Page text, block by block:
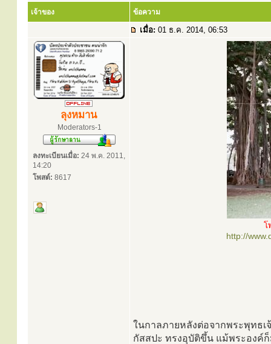
เจ้าของ ข้อความ
เมื่อ: 01 ธ.ค. 2014, 06:53
ลุงหมาน
Moderators-1
ลงทะเบียนเมื่อ: 24 พ.ค. 2011,
14:20
โพสต์: 8617
โ
http://
ในกาลภายหลังต่อจากพระพุทธ
กัสสปะ ทรงอุบัติขึ้น แม้พระองค์